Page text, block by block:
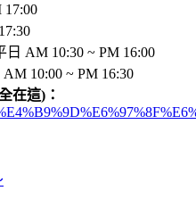
17:00
日 AM 10:30 ~ PM 16:00
PM 16:30
在這)：